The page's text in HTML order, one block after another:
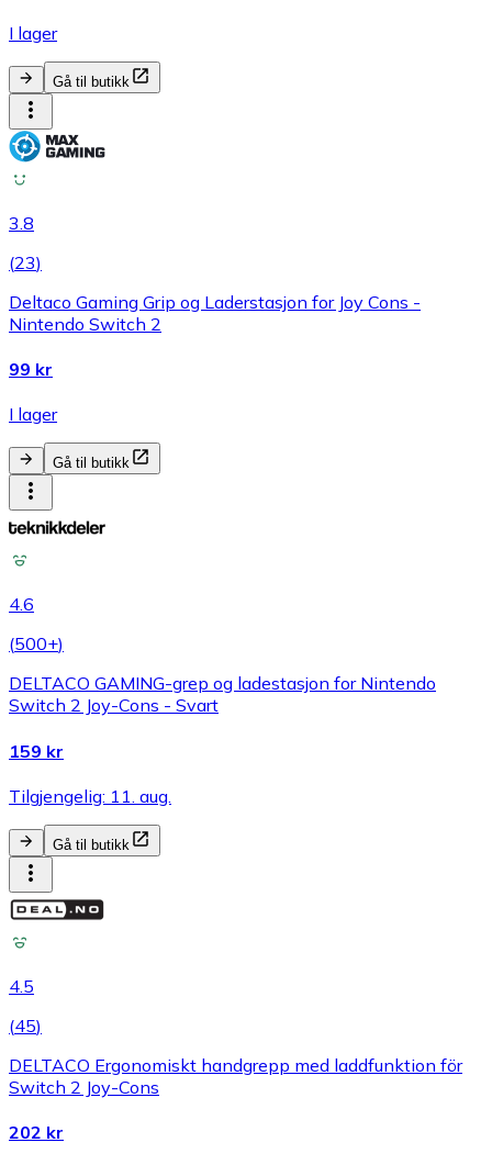
I lager
Gå til butikk
3.8
(23)
Deltaco Gaming Grip og Laderstasjon for Joy Cons -
Nintendo Switch 2
99 kr
I lager
Gå til butikk
4.6
(500+)
DELTACO GAMING-grep og ladestasjon for Nintendo
Switch 2 Joy-Cons - Svart
159 kr
Tilgjengelig: 11. aug.
Gå til butikk
4.5
(45)
DELTACO Ergonomiskt handgrepp med laddfunktion för
Switch 2 Joy-Cons
202 kr